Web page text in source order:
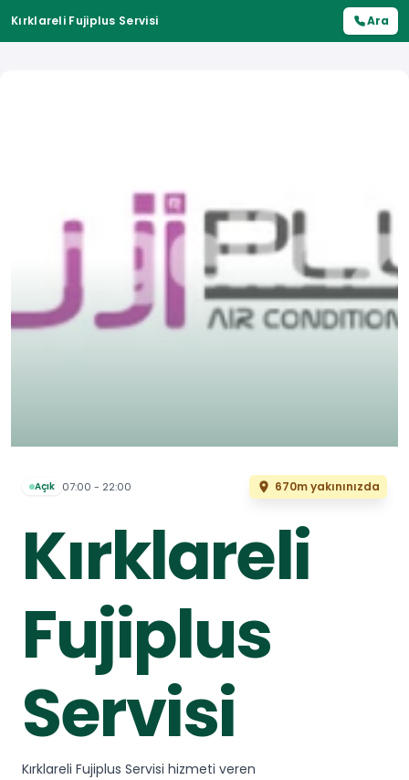
Kırklareli Fujiplus Servisi Ara
Açık 07:00 - 22:00 670m yakınınızda
Kırklareli
Fujiplus
Servisi
Kırklareli Fujiplus Servisi hizmeti veren